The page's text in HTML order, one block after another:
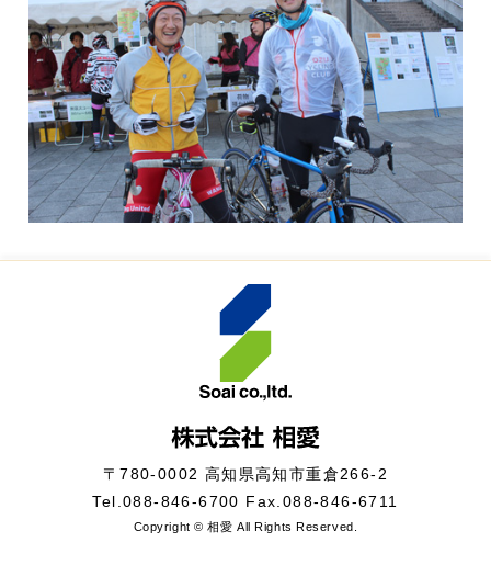
〒780-0002 高知県高知市重倉266-2
Tel.088-846-6700 Fax.088-846-6711
Copyright © 相愛 All Rights Reserved.